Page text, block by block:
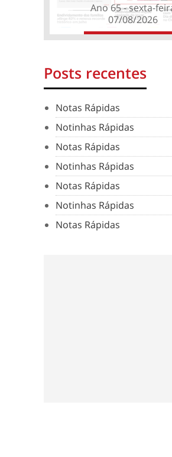
Ano 65 - sexta-
07/08/2026
Posts recentes
Notas Rápidas
Notinhas Rápidas
Notas Rápidas
Notinhas Rápidas
Notas Rápidas
Notinhas Rápidas
Notas Rápidas